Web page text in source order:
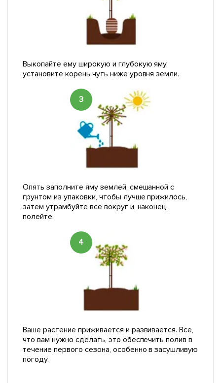
Выкопайте ему широкую и глубокую яму,
установите корень чуть ниже уровня земли.
3
Опять заполните яму землей, смешанной с
грунтом из упаковки, чтобы лучше прижилось,
затем утрамбуйте все вокруг и, наконец,
полейте.
4
Ваше растение приживается и развивается. Все,
что вам нужно сделать, это обеспечить полив в
течение первого сезона, особенно в засушливую
погоду.